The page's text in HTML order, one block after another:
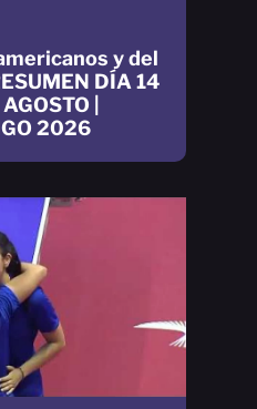
y del
DÍA 14
|
2026